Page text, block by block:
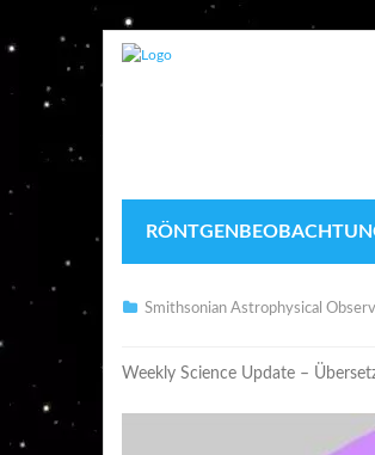
Smithsonian Astrophysical
Weekly Science Update –